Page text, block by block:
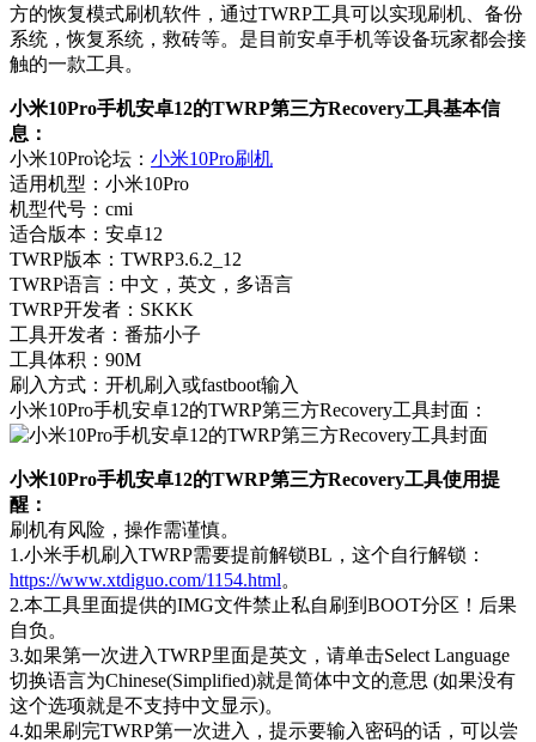
方的恢复模式刷机软件，通过TWRP工具可以实现刷机、备份
系统，恢复系统，救砖等。是目前安卓手机等设备玩家都会接
触的一款工具。
小米10Pro手机安卓12的TWRP第三方Recovery工具基本信
息：
小米10Pro论坛： 小米10Pro刷机
适用机型：小米10Pro
机型代号：cmi
适合版本：安卓12
TWRP版本：TWRP3.6.2_12
TWRP语言：中文，英文，多语言
TWRP开发者：SKKK
工具开发者：番茄小子
工具体积：90M
刷入方式：开机刷入或fastboot输入
小米10Pro手机安卓12的TWRP第三方Recovery工具封面：
小米10Pro手机安卓12的TWRP第三方Recovery工具使用提
醒：
刷机有风险，操作需谨慎。
1.小米手机刷入TWRP需要提前解锁BL，这个自行解锁：
https://www.xtdiguo.com/1154.html。
2.本工具里面提供的IMG文件禁止私自刷到BOOT分区！后果
自负。
3.如果第一次进入TWRP里面是英文，请单击Select Language
切换语言为Chinese(Simplified)就是简体中文的意思 (如果没有
这个选项就是不支持中文显示)。
4.如果刷完TWRP第一次进入，提示要输入密码的话，可以尝